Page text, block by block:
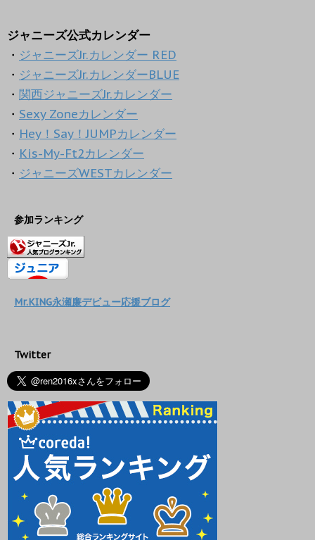
ジャニーズ公式カレンダー
・ ジャニーズJr.カレンダー RED
・ ジャニーズJr.カレンダーBLUE
・ 関西ジャニーズJr.カレンダー
・ Sexy Zoneカレンダー
・ Hey！Say！JUMPカレンダー
・ Kis-My-Ft2カレンダー
・ ジャニーズWESTカレンダー
参加ランキング
Mr.KING永瀬廉デビュー応援ブログ
Twitter